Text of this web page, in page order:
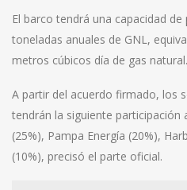
El barco tendrá una capacidad
toneladas anuales de GNL,
metros cúbicos día de gas natural.
A partir del acuerdo firmado, los
tendrán la siguiente participación
(25%), Pampa Energía (20%),
(10%), precisó el parte oficial.